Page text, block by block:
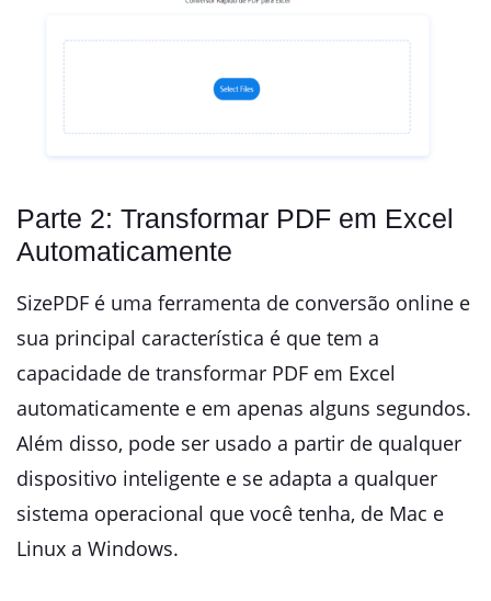
Parte 2: Transformar PDF em Excel
Automaticamente
SizePDF é uma ferramenta de conversão online e
sua principal característica é que tem a
capacidade de transformar PDF em Excel
automaticamente e em apenas alguns segundos.
Além disso, pode ser usado a partir de qualquer
dispositivo inteligente e se adapta a qualquer
sistema operacional que você tenha, de Mac e
Linux a Windows.